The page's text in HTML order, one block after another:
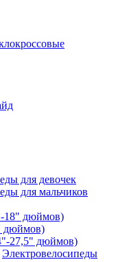
для девочек
для мальчиков
18" дюймов)
дюймов)
27,5" дюймов)
Электровелосипеды